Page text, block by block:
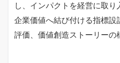
し、インパクトを経営に取
企業価値へ結び付ける指標設
評価、価値創造ストーリーの